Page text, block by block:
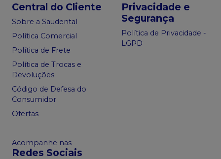
Central do Cliente
Sobre a Saudental
Política Comercial
Política de Frete
Política de Trocas e
Devoluções
Código de Defesa do
Consumidor
Ofertas
Privacidade e
Segurança
Política de Privacidade -
LGPD
Acompanhe nas
Redes Sociais